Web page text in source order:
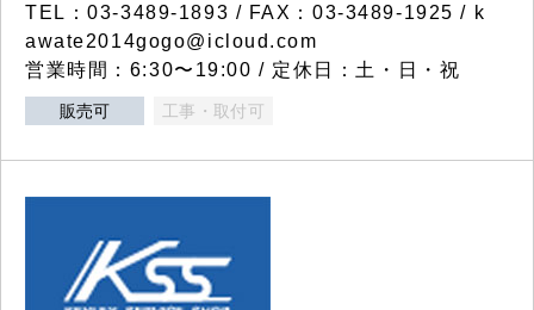
TEL：03-3489-1893 / FAX：03-3489-1925 / k
awate2014gogo@icloud.com
営業時間：6:30〜19:00 / 定休日：土・日・祝
販売可 工事・取付可